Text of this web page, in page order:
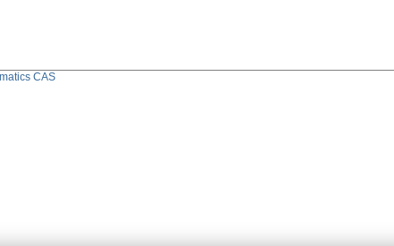
CAS